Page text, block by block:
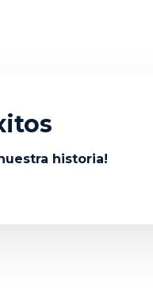
historia!